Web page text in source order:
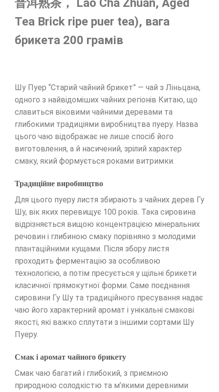
普洱熟茶， Lao Cha Zhuan, Aged
Tea Brick ripe puer tea), вага
брикета 200 грамів
Шу Пуер “Старий чайний брикет” — чай з Ліньцана,
одного з найвідоміших чайних регіонів Китаю, що
славиться віковими чайними деревами та
глибокими традиціями виробництва пуеру. Назва
цього чаю відображає не лише спосіб його
виготовлення, а й насичений, зрілий характер
смаку, який формується роками витримки.
Традиційне виробництво
Для цього пуеру листя збирають з чайних дерев Гу
Шу, вік яких перевищує 100 років. Така сировина
відрізняється вищою концентрацією мінеральних
речовин і глибиною смаку порівняно з молодими
плантаційними кущами. Після збору листя
проходить ферментацію за особливою
технологією, а потім пресується у щільні брикети
класичної прямокутної форми. Саме поєднання
сировини Гу Шу та традиційного пресування надає
чаю його характерний аромат і унікальні смакові
якості, які важко сплутати з іншими сортами Шу
Пуеру.
Смак і аромат чайного брикету
Смак чаю багатий і глибокий, з приємною
природною солодкістю та м’якими деревними